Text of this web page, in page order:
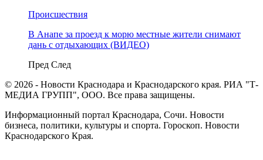
Происшествия
В Анапе за проезд к морю местные жители снимают
дань с отдыхающих (ВИДЕО)
Пред След
© 2026 - Новости Краснодара и Краснодарского края. РИА "Т-
МЕДИА ГРУПП", ООО. Все права защищены.
Информационный портал Краснодара, Сочи. Новости
бизнеса, политики, культуры и спорта. Гороскоп. Новости
Краснодарского Края.